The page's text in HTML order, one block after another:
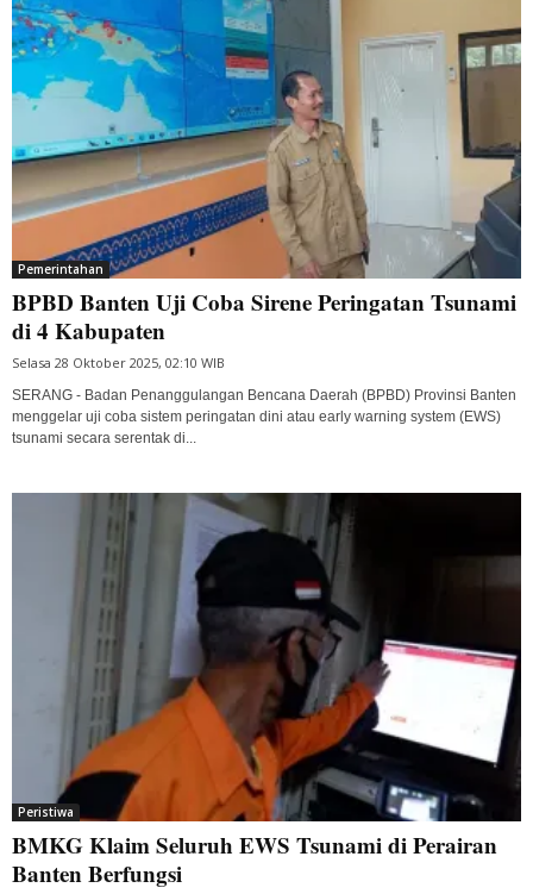
Pemerintahan
BPBD Banten Uji Coba Sirene Peringatan Tsunami
di 4 Kabupaten
Selasa 28 Oktober 2025, 02:10 WIB
SERANG - Badan Penanggulangan Bencana Daerah (BPBD) Provinsi Banten
menggelar uji coba sistem peringatan dini atau early warning system (EWS)
tsunami secara serentak di...
Peristiwa
BMKG Klaim Seluruh EWS Tsunami di Perairan
Banten Berfungsi